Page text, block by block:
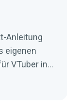
Anleitung
eigenen
VTuber in